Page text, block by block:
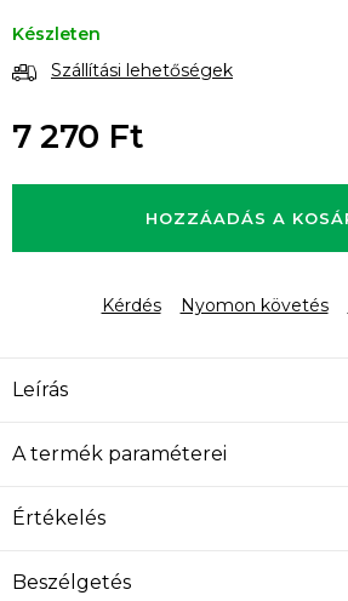
Készleten
Szállítási lehetőségek
7 270 Ft
HOZZÁADÁS A
Kérdés Nyomon követés
Leírás
A termék paraméterei
Értékelés
Beszélgetés